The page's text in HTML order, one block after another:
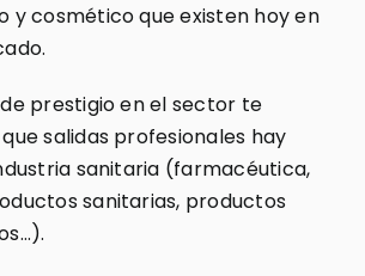
y cosmético que existen hoy en
prestigio en el sector te
salidas profesionales hay
sanitaria (farmacéutica,
sanitarias, productos